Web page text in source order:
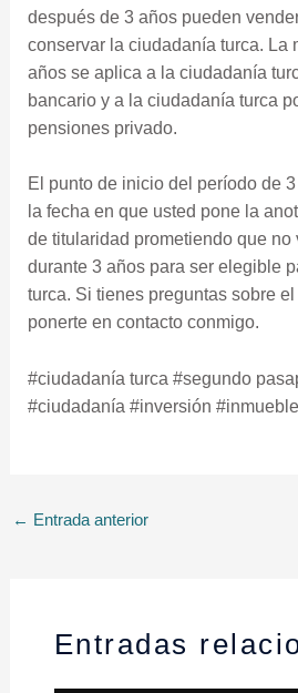
después de 3 años pueden
conservar la ciudadanía turca. La
años se aplica a la ciudadanía
bancario y a la ciudadanía turca
pensiones privado.
El punto de inicio del período de
la fecha en que usted pone la
de titularidad prometiendo que no
durante 3 años para ser elegible
turca. Si tienes preguntas sobre
ponerte en contacto conmigo.
#ciudadanía turca #segundo
#ciudadanía #inversión #inmueble
← Entrada anterior
Entradas